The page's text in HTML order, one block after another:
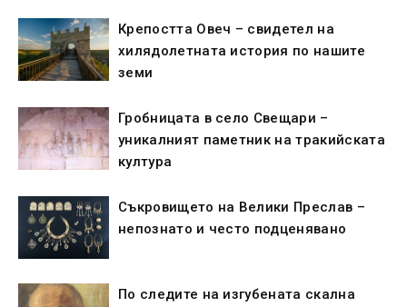
Крепостта Овеч – свидетел на
хилядолетната история по нашите
земи
Гробницата в село Свещари –
уникалният паметник на тракийската
култура
Съкровището на Велики Преслав –
непознато и често подценявано
По следите на изгубената скална